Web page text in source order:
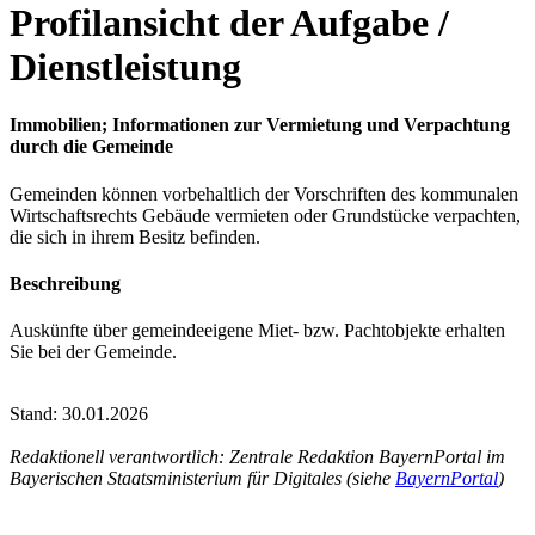
Profilansicht der Aufgabe /
Dienstleistung
Immobilien; Informationen zur Vermietung und Verpachtung
durch die Gemeinde
Gemeinden können vorbehaltlich der Vorschriften des kommunalen
Wirtschaftsrechts Gebäude vermieten oder Grundstücke verpachten,
die sich in ihrem Besitz befinden.
Beschreibung
Auskünfte über gemeindeeigene Miet- bzw. Pachtobjekte erhalten
Sie bei der Gemeinde.
Stand: 30.01.2026
Redaktionell verantwortlich: Zentrale Redaktion BayernPortal im
Bayerischen Staatsministerium für Digitales (siehe BayernPortal)